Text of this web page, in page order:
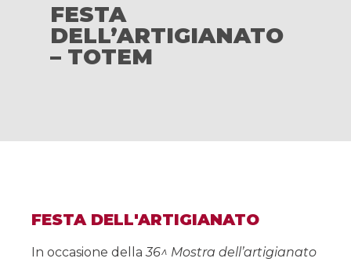
FESTA
DELL’ARTIGIANATO
– TOTEM
FESTA DELL'ARTIGIANATO
In occasione della36^ Mostra dell’artigianato